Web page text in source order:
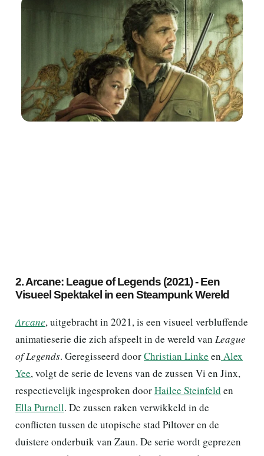
2. Arcane: League of Legends (2021) - Een
Visueel Spektakel in een Steampunk Wereld
Arcane, uitgebracht in 2021, is een visueel verbluffende
animatieserie die zich afspeelt in de wereld van League
of Legends. Geregisseerd doorChristian Linke en Alex
Yee, volgt de serie de levens van de zussen Vi en Jinx,
respectievelijk ingesproken doorHailee Steinfeld en
Ella Purnell. De zussen raken verwikkeld in de
conflicten tussen de utopische stad Piltover en de
duistere onderbuik van Zaun. De serie wordt geprezen